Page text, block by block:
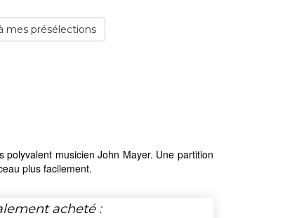
mes présélections
musicien John Mayer. Une partition
plus facilement.
acheté :